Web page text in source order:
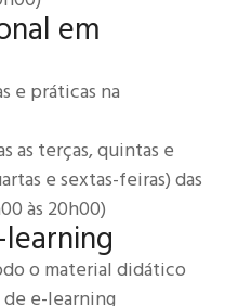
em
e práticas na
as terças, quintas e
e sextas-feiras) das
às 20h00)
o material didático